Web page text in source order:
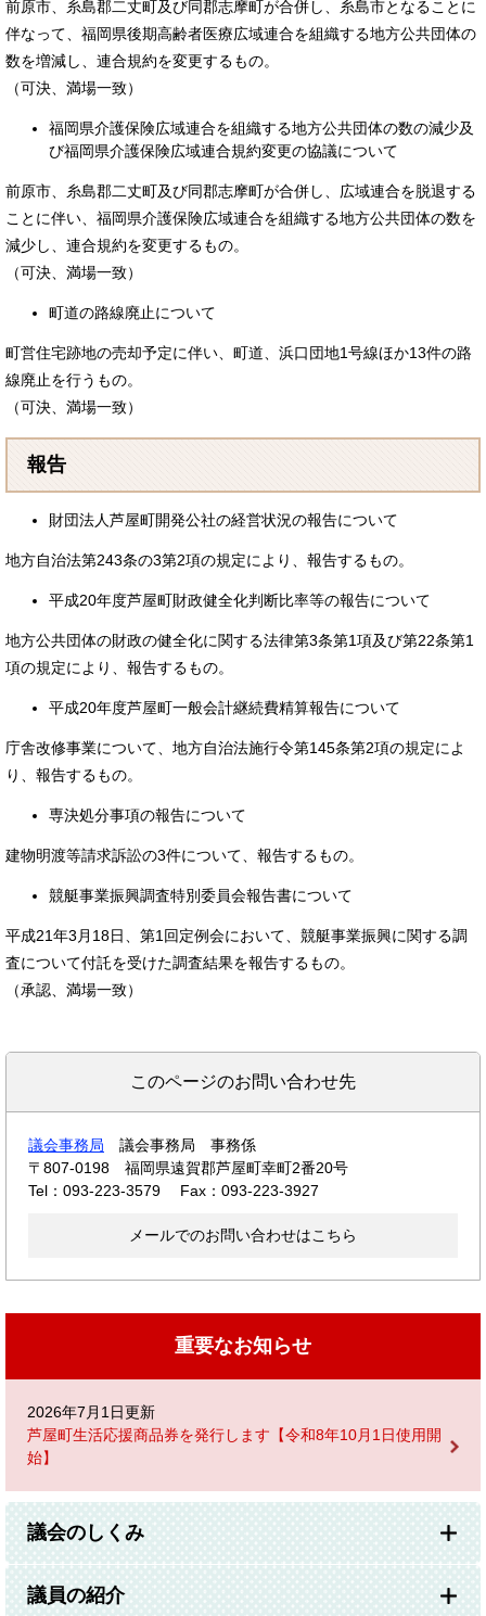
前原市、糸島郡二丈町及び同郡志摩町が合併し、糸島市となることに
伴なって、福岡県後期高齢者医療広域連合を組織する地方公共団体の
数を増減し、連合規約を変更するもの。
（可決、満場一致）
福岡県介護保険広域連合を組織する地方公共団体の数の減少及
び福岡県介護保険広域連合規約変更の協議について
前原市、糸島郡二丈町及び同郡志摩町が合併し、広域連合を脱退する
ことに伴い、福岡県介護保険広域連合を組織する地方公共団体の数を
減少し、連合規約を変更するもの。
（可決、満場一致）
町道の路線廃止について
町営住宅跡地の売却予定に伴い、町道、浜口団地1号線ほか13件の路
線廃止を行うもの。
（可決、満場一致）
報告
財団法人芦屋町開発公社の経営状況の報告について
地方自治法第243条の3第2項の規定により、報告するもの。
平成20年度芦屋町財政健全化判断比率等の報告について
地方公共団体の財政の健全化に関する法律第3条第1項及び第22条第1
項の規定により、報告するもの。
平成20年度芦屋町一般会計継続費精算報告について
庁舎改修事業について、地方自治法施行令第145条第2項の規定によ
り、報告するもの。
専決処分事項の報告について
建物明渡等請求訴訟の3件について、報告するもの。
競艇事業振興調査特別委員会報告書について
平成21年3月18日、第1回定例会において、競艇事業振興に関する調
査について付託を受けた調査結果を報告するもの。
（承認、満場一致）
このページのお問い合わせ先
議会事務局
議会事務局 事務係
〒807-0198
福岡県遠賀郡芦屋町幸町2番20号
Tel：093-223-3579
Fax：093-223-3927
メールでのお問い合わせはこちら
重要なお知らせ
2026年7月1日更新
芦屋町生活応援商品券を発行します【令和8年10月1日使用開
始】
議会のしくみ
議員の紹介